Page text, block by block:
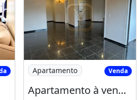
Imagem: Apartamento à
Apartamento Venda
Apartamento à venda no Edifício Florença, 220 m² - Praça Popular em Cuiabá - MT, 03